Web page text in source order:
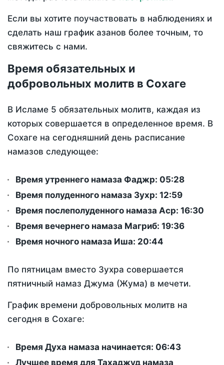
Если вы хотите поучаствовать в наблюдениях и
сделать наш график азанов более точным, то
свяжитесь с нами.
Время обязательных и
добровольных молитв в Сохаге
В Исламе 5 обязательных молитв, каждая из
которых совершается в определенное время. В
Сохаге на сегодняшний день расписание
намазов следующее:
Время утреннего намаза Фаджр: 05:28
Время полуденного намаза Зухр: 12:59
Время послеполуденного намаза Аср: 16:30
Время вечернего намаза Магриб: 19:36
Время ночного намаза Иша: 20:44
По пятницам вместо Зухра совершается
пятничный намаз Джума (Жума) в мечети.
График времени добровольных молитв на
сегодня в Сохаге:
Время Духа намаза начинается: 06:43
Лучшее время для Тахаджуд намаза